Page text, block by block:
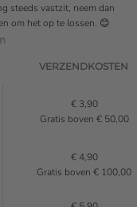
steeds vastzit, neem dan
om het op te lossen. 😊
€ 3,90
Gratis boven € 50,00
€ 4,90
Gratis boven € 100,00
VERZENDKOSTEN